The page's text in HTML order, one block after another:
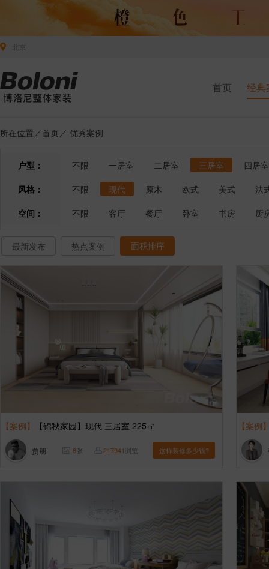
首页 经典
所在位置／首页 ／ 优秀案例
户型： 不限 一居室 二居室 三居室
四居室
风格：
不限 现代 原木 欧式 美式
法
空间：
不限 客厅 餐厅 卧室 书房 厨
最新发布 热点案例 面积排序
【案例】 【锦秋家园】现代 三居室 225㎡
贾朋 8张 217941浏览 这样装修多少钱?
【案例